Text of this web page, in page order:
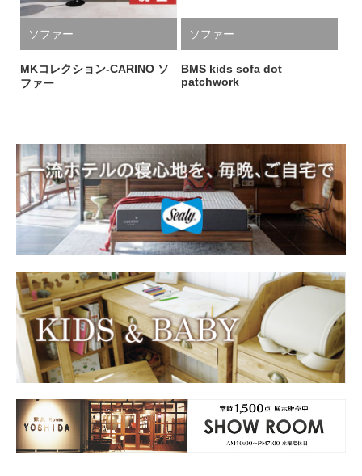
ソファー
MKコレクション-CARINO ソ
ファー
ソファー
BMS kids sofa dot
patchwork